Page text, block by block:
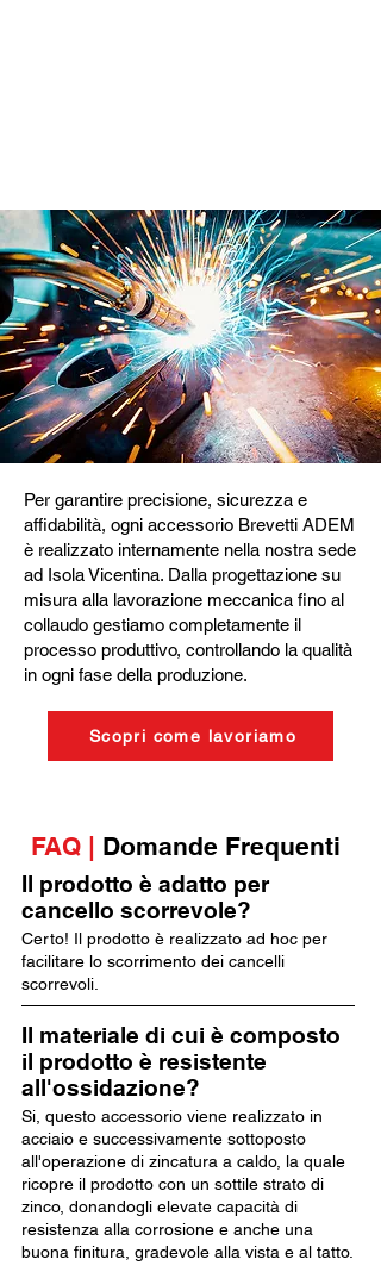
Per garantire precisione, sicurezza e
affidabilità, ogni accessorio Brevetti ADEM
è realizzato internamente nella nostra sede
ad Isola Vicentina. Dalla progettazione su
misura alla lavorazione meccanica fino al
collaudo gestiamo completamente il
processo produttivo, controllando la qualità
in ogni fase della produzione.
Scopri come lavoriamo
FAQ | Domande Frequenti
Il prodotto è adatto per
cancello scorrevole?
Certo! Il prodotto è realizzato ad hoc per
facilitare lo scorrimento dei cancelli
scorrevoli.
Il materiale di cui è composto
il prodotto è resistente
all'ossidazione?
Si, questo accessorio viene realizzato in
acciaio e successivamente sottoposto
all'operazione di zincatura a caldo, la quale
ricopre il prodotto con un sottile strato di
zinco, donandogli elevate capacità di
resistenza alla corrosione e anche una
buona finitura, gradevole alla vista e al tatto.